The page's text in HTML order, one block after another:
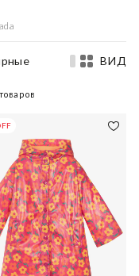
ВИД